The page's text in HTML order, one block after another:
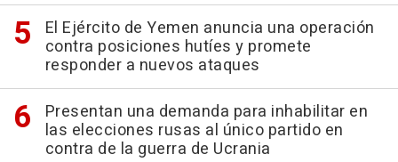
El Ejército de Yemen anuncia una operación
contra posiciones hutíes y promete
responder a nuevos ataques
Presentan una demanda para inhabilitar en
las elecciones rusas al único partido en
contra de la guerra de Ucrania